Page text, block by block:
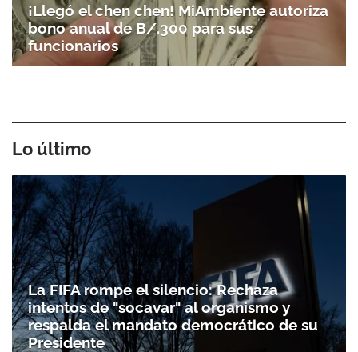
¡Llegó el chen chen! MiAmbiente autoriza
bono anual de B/.300 para sus
funcionarios
Lo último
La FIFA rompe el silencio: Rechaza
intentos de "socavar" al organismo y
respalda el mandato democrático de su
Presidente